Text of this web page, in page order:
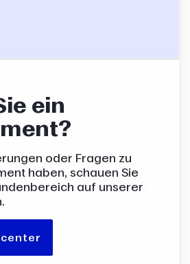
ein
oder Fragen zu
haben, schauen Sie
auf unserer